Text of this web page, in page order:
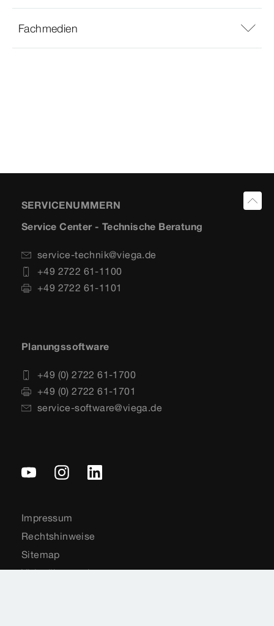
Fachmedien
SERVICENUMMERN
Service Center - Technische Beratung
service-technik@viega.de
+49 2722 61-1100
+49 2722 61-1101
Planungssoftware
+49 (0) 2722 61-1700
+49 (0) 2722 61-1701
service-software@viega.de
Impressum
Rechtshinweise
Sitemap
Videoüberwachung